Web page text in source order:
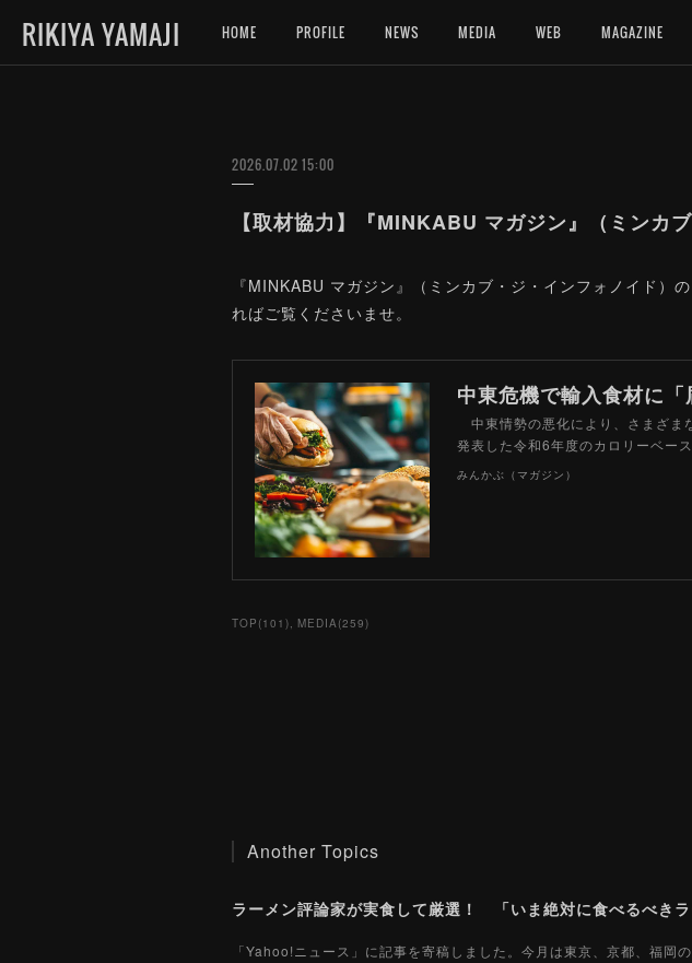
RIKIYA YAMAJI HOME PROFILE NEWS MEDIA WEB MAGAZINE
2026.07.02 15:00
【取材協力】『MINKABU マガジン』（ミンカ
『MINKABU マガジン』（ミンカブ・ジ・インフォノイド）
ればご覧くださいませ。
中東情勢の悪化により、さまざま
発表した令和6年度のカロリーベー
みんかぶ（マガジン）
TOP (101 ) MEDIA(259)
Another Topics
「Yahoo!ニュース」に記事を寄稿しました。今月は東京、京都、福岡